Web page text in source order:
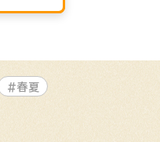
#春夏